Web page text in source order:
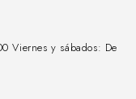
Viernes y sábados: De